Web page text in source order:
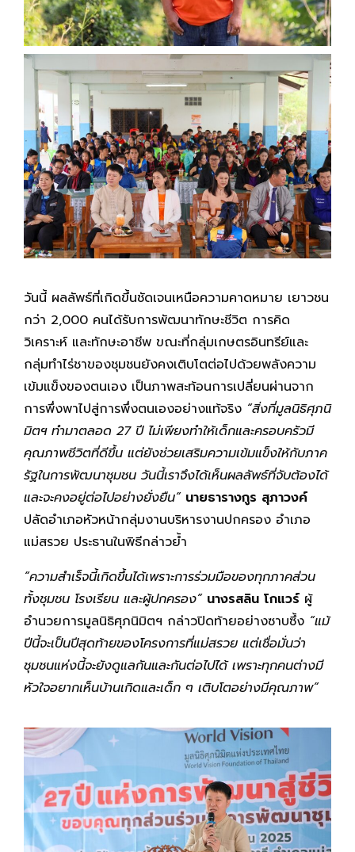
วันนี้ ผลลัพธ์ที่เกิดขึ้นชัดเจนเหนือความคาดหมาย เยาวชน
กว่า 2,000 คนได้รับการพัฒนาทักษะชีวิต การคิด
วิเคราะห์ และทักษะอาชีพ ขณะที่กลุ่มเกษตรอินทรีย์และ
กลุ่มทำไร่ชาของชุมชนยังคงเติบโตต่อไปด้วยพลังความ
เข้มแข็งของตนเอง เป็นภาพสะท้อนการเปลี่ยนผ่านจาก
การพึ่งพาไปสู่การพึ่งตนเองอย่างแท้จริง “สิ่งที่มูลนิธิศุภนิ
มิตฯ ทำมาตลอด 27 ปี ไม่เพียงทำให้เด็กและครอบครัวมี
คุณภาพชีวิตที่ดีขึ้น แต่ยังช่วยเสริมความเข้มแข็งให้กับภาค
รัฐในการพัฒนาชุมชน วันนี้เราจึงได้เห็นผลลัพธ์ที่จับต้องได้
และจะคงอยู่ต่อไปอย่างยั่งยืน” นายธารางกูร สุภาวงค์
ปลัดอำเภอหัวหน้ากลุ่มงานบริหารงานปกครอง อำเภอ
แม่สรวย ประธานในพิธีกล่าวย้ำ
“ความสำเร็จนี้เกิดขึ้นได้เพราะการร่วมมือของทุกภาคส่วน
ทั้งชุมชน โรงเรียน และผู้ปกครอง” นางรสลิน โกแวร์ ผู้
อำนวยการมูลนิธิศุภนิมิตฯ กล่าวปิดท้ายอย่างซาบซึ้ง “แม้
ปีนี้จะเป็นปีสุดท้ายของโครงการที่แม่สรวย แต่เชื่อมั่นว่า
ชุมชนแห่งนี้จะยังดูแลกันและกันต่อไปได้ เพราะทุกคนต่างมี
หัวใจอยากเห็นบ้านเกิดและเด็ก ๆ เติบโตอย่างมีคุณภาพ”